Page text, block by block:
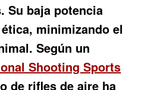
Su baja potencia
minimizando el
Según un
Shooting Sports
de rifles de aire ha